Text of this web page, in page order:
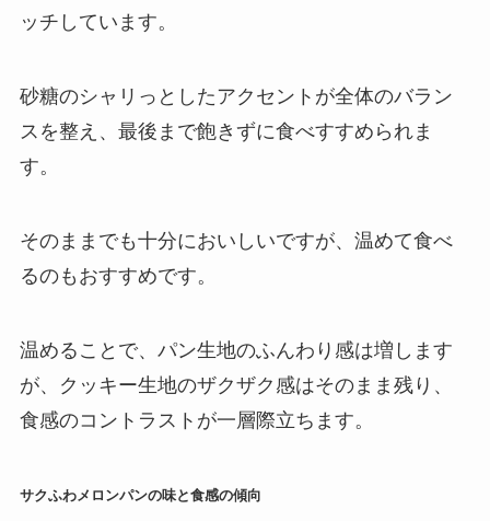
ッチしています。
砂糖のシャリっとしたアクセントが全体のバラン
スを整え、最後まで飽きずに食べすすめられま
す。
そのままでも十分においしいですが、温めて食べ
るのもおすすめです。
温めることで、パン生地のふんわり感は増します
が、クッキー生地のザクザク感はそのまま残り、
食感のコントラストが一層際立ちます。
サクふわメロンパンの味と食感の傾向